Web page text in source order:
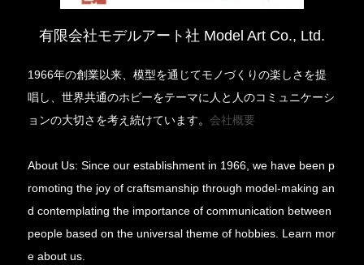
有限会社モデルアート社 Model Art Co., Ltd.
1966年の創業以来、模型を通じてモノづくりの楽しさを提
唱し、世界共通のホビーをテーマに人と人のコミュニケーシ
ョンの大切さを考え続けています。会社概要
About Us: Since our establishment in 1966, we have been p
romoting the joy of craftsmanship through model-making an
d contemplating the importance of communication between
people based on the universal theme of hobbies. Learn mor
e about us.